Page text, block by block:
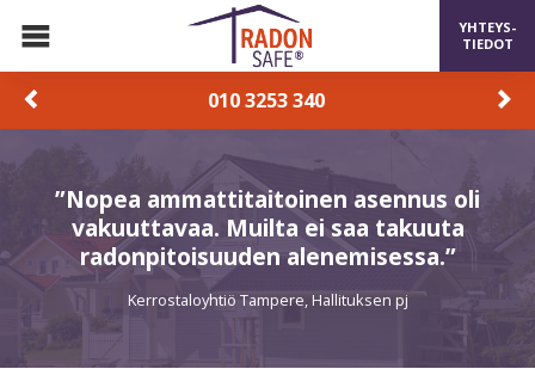
YHTEYS-
TIEDOT
010 3253 340
”Nopea ammattitaitoinen asennus oli
vakuuttavaa. Muilta ei saa takuuta
radonpitoisuuden alenemisessa.”
Kerrostaloyhtiö Tampere, Hallituksen pj